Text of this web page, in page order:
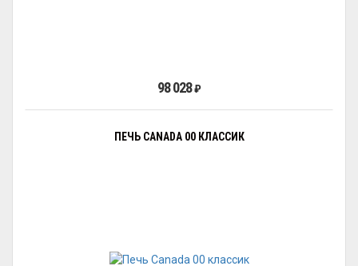
98 028₽
ПЕЧЬ CANADA 00 КЛАССИК